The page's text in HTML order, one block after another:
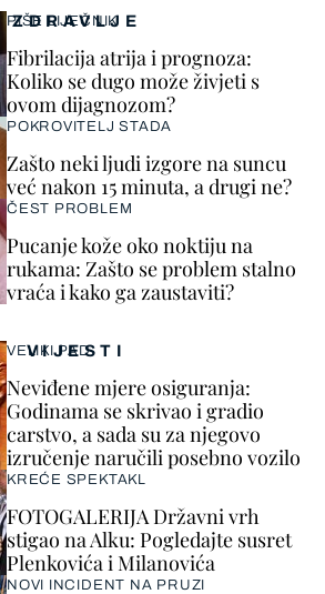
VIJESTI
VELIKI PAD
Neviđene mjere osiguranja:
Godinama se skrivao i gradio
carstvo, a sada su za njegovo
izručenje naručili posebno vozilo
KREĆE SPEKTAKL
FOTOGALERIJA Državni vrh
stigao na Alku: Pogledajte susret
Plenkovića i Milanovića
NOVI INCIDENT NA PRUZI
ZDRAVLJE
PIŠE LIJEČNIK
Fibrilacija atrija i prognoza:
Koliko se dugo može živjeti s
ovom dijagnozom?
POKROVITELJ STADA
Zašto neki ljudi izgore na suncu
već nakon 15 minuta, a drugi ne?
ČEST PROBLEM
Pucanje kože oko noktiju na
rukama: Zašto se problem stalno
vraća i kako ga zaustaviti?